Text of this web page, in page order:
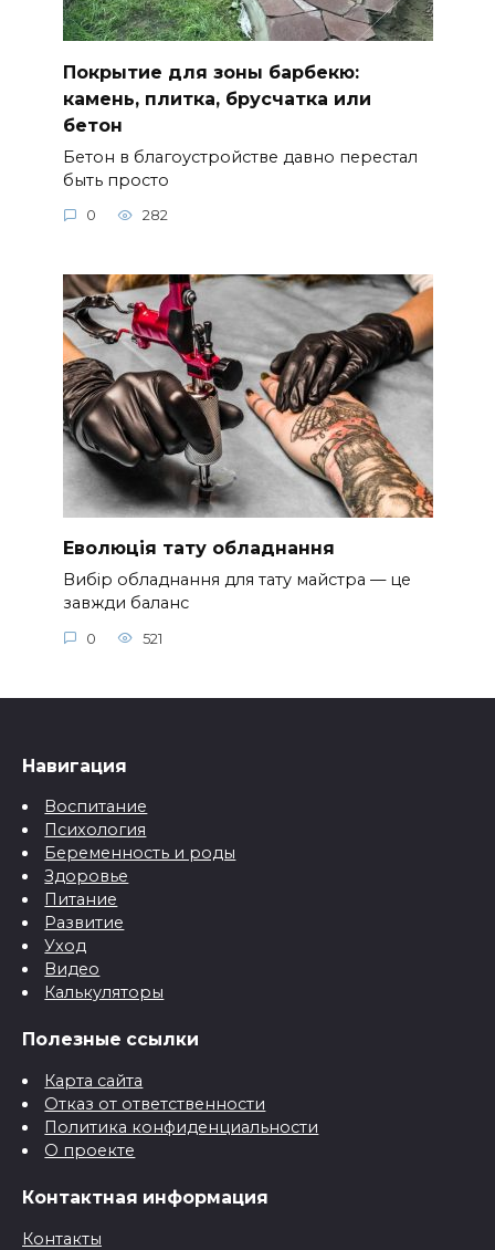
Покрытие для зоны барбекю:
камень, плитка, брусчатка или
бетон
Бетон в благоустройстве давно перестал
быть просто
0 282
Еволюція тату обладнання
Вибір обладнання для тату майстра — це
завжди баланс
0 521
Навигация
Воспитание
Психология
Беременность и роды
Здоровье
Питание
Развитие
Уход
Видео
Калькуляторы
Полезные ссылки
Карта сайта
Отказ от ответственности
Политика конфиденциальности
О проекте
Контактная информация
Контакты